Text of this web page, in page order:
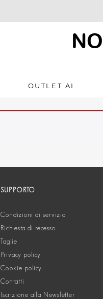
NO
OUTLET AI
SUPPORTO
Condizioni di servizio
Richiesta di recesso
Taglie
Privacy policy
Cookie policy
Contatti
Iscrizione alla Newsletter